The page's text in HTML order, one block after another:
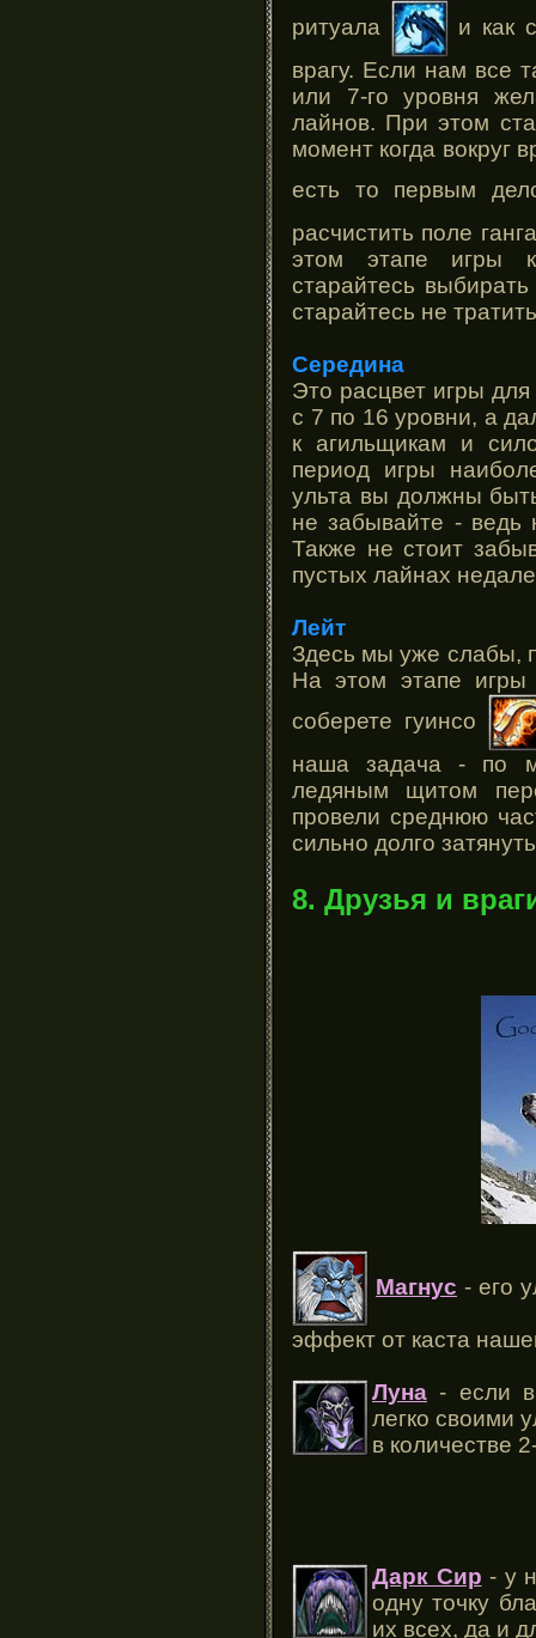
ритуала
и как
врагу. Если нам все
или 7-го уровня
лайнов. При этом
момент когда вокруг
есть то первым
расчистить поле
этом этапе игры
старайтесь
старайтесь не
Середина
Это расцвет игры для
с 7 по 16 уровни, а
к агильщикам и
период игры
ульта вы должны
не забывайте - ведь
Также не стоит
пустых лайнах
Лейт
Здесь мы уже слабы,
На этом этапе игры
соберете гуинсо
наша задача - по
ледяным щитом
провели среднюю
сильно долго
8. Друзья и
Магнус - его
эффект от каста
Луна - если
легко своими
в количестве
Дарк Сир - у
одну точку
их всех, да и